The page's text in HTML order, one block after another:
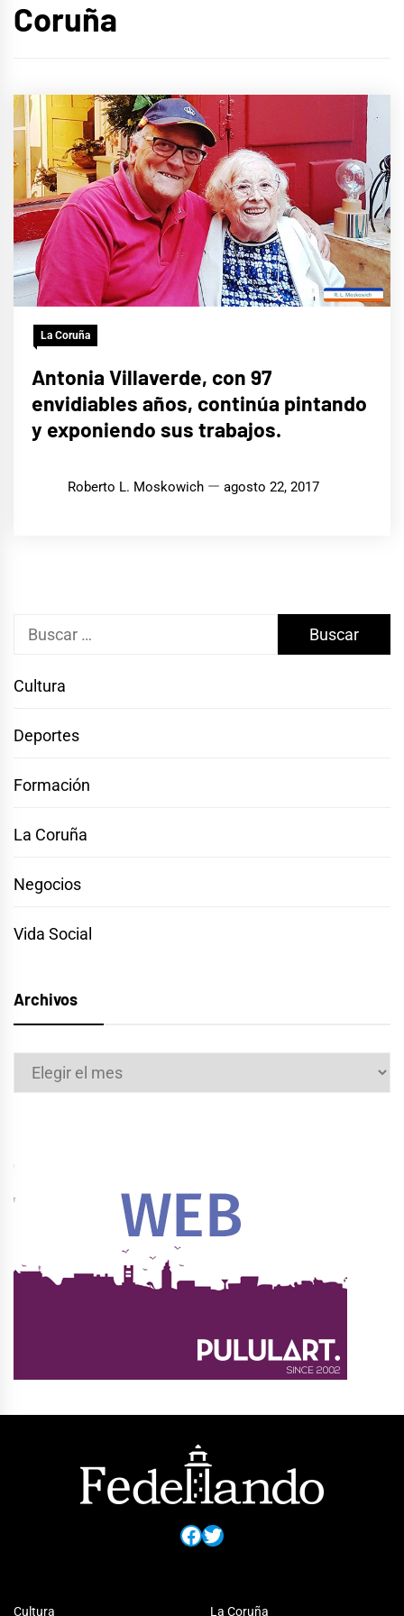
Coruña
La Coruña
Antonia Villaverde, con 97
envidiables años, continúa pintando
y exponiendo sus trabajos.
Roberto L. Moskowich agosto 22, 2017
Buscar:
Cultura
Deportes
Formación
La Coruña
Negocios
Vida Social
Archivos
Archivos
Facebook
Twitter
Cultura La Coruña